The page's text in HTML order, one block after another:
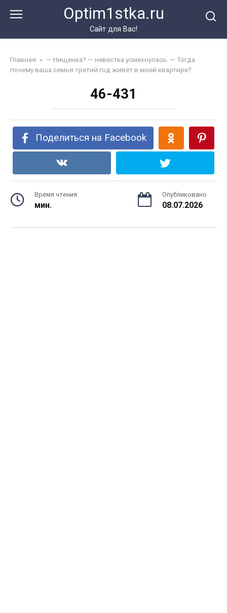
Optim1stka.ru
Сайт для Вас!
Главная » — Нищенка? — невестка усмехнулась. — Тогда
почему ваша семья третий год живёт в моей квартире?
46-431
Поделиться на Facebook
Время чтения
мин.
Опубликовано
08.07.2026